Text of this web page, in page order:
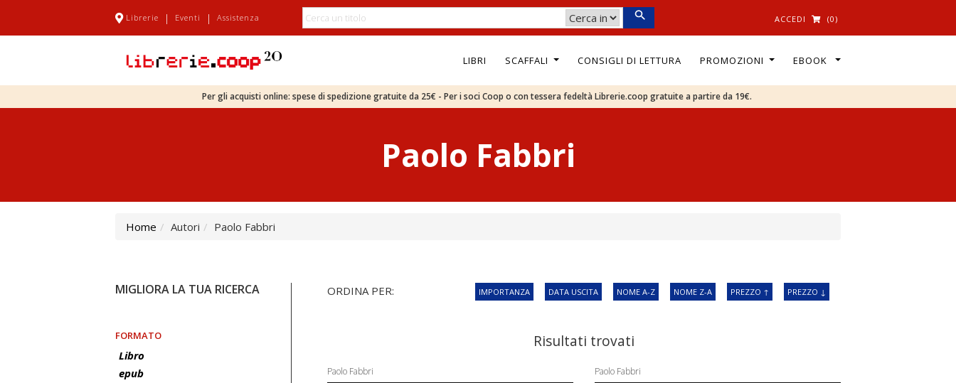
Librerie | Eventi | Assistenza ACCEDI (0)
LIBRI SCAFFALI CONSIGLI DI LETTURA PROMOZIONI EBOOK
Per gli acquisti online: spese di spedizione gratuite da 25€ - Per i soci Coop o con tessera fedeltà Librerie.coop gratuite a partire da 19€.
Paolo Fabbri
Home Autori Paolo Fabbri
MIGLIORA LA TUA RICERCA
FORMATO
Libro
epub
ORDINA PER: IMPORTANZA DATA USCITA NOME A-Z NOME Z-A PREZZO ↑ PREZZO ↓
Risultati trovati
Paolo Fabbri Paolo Fabbri